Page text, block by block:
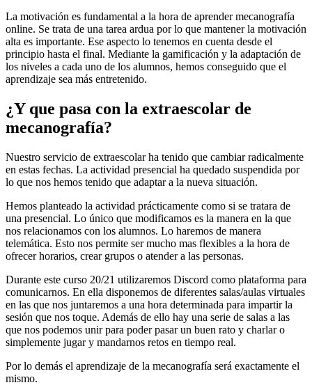
La motivación es fundamental a la hora de aprender mecanografía
online. Se trata de una tarea ardua por lo que mantener la motivación
alta es importante. Ese aspecto lo tenemos en cuenta desde el
principio hasta el final. Mediante la gamificación y la adaptación de
los niveles a cada uno de los alumnos, hemos conseguido que el
aprendizaje sea más entretenido.
¿Y que pasa con la extraescolar de
mecanografía?
Nuestro servicio de extraescolar ha tenido que cambiar radicalmente
en estas fechas. La actividad presencial ha quedado suspendida por
lo que nos hemos tenido que adaptar a la nueva situación.
Hemos planteado la actividad prácticamente como si se tratara de
una presencial. Lo único que modificamos es la manera en la que
nos relacionamos con los alumnos. Lo haremos de manera
telemática. Esto nos permite ser mucho mas flexibles a la hora de
ofrecer horarios, crear grupos o atender a las personas.
Durante este curso 20/21 utilizaremos Discord como plataforma para
comunicarnos. En ella disponemos de diferentes salas/aulas virtuales
en las que nos juntaremos a una hora determinada para impartir la
sesión que nos toque. Además de ello hay una serie de salas a las
que nos podemos unir para poder pasar un buen rato y charlar o
simplemente jugar y mandarnos retos en tiempo real.
Por lo demás el aprendizaje de la mecanografía será exactamente el
mismo.